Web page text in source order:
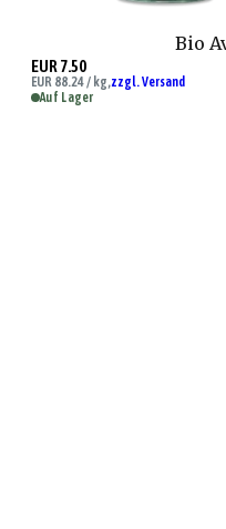
Bio
EUR 7.50
EUR 88.24 / kg,zzgl. Versand
Auf Lager